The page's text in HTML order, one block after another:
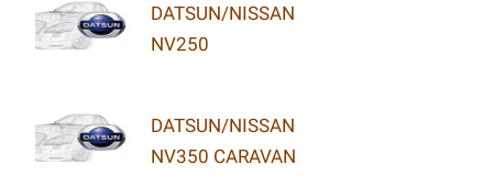
DATSUN/NISSAN
NV250
DATSUN/NISSAN
NV350 CARAVAN